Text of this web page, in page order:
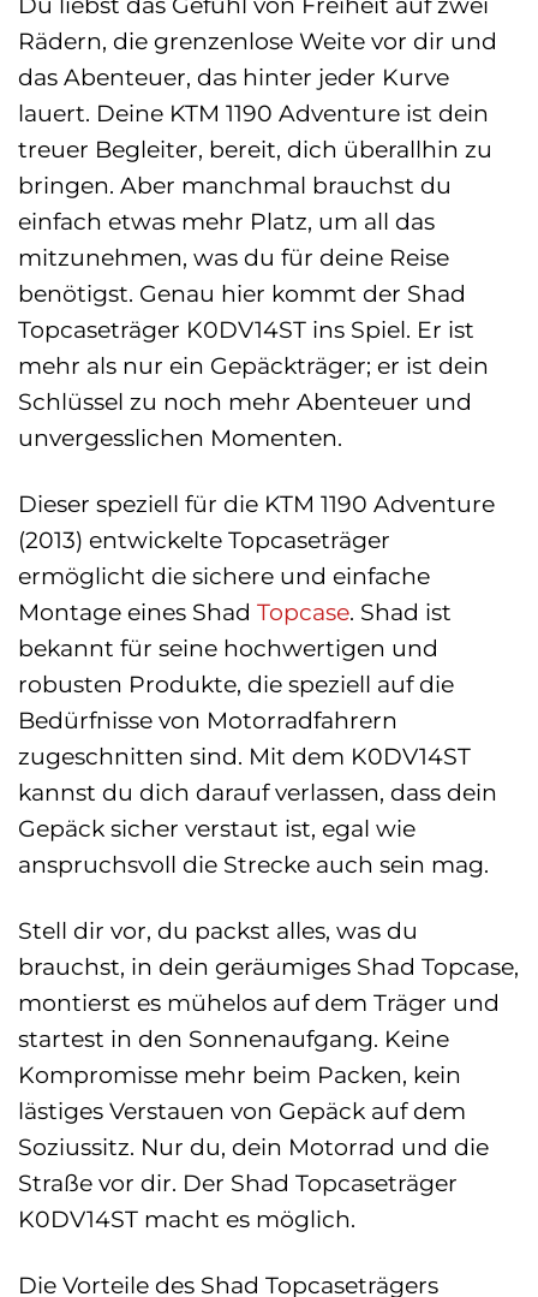
Rädern, die grenzenlose Weite vor dir und
das Abenteuer, das hinter jeder Kurve
lauert. Deine KTM 1190 Adventure ist dein
treuer Begleiter, bereit, dich überallhin zu
bringen. Aber manchmal brauchst du
einfach etwas mehr Platz, um all das
mitzunehmen, was du für deine Reise
benötigst. Genau hier kommt der Shad
Topcaseträger K0DV14ST ins Spiel. Er ist
mehr als nur ein Gepäckträger; er ist dein
Schlüssel zu noch mehr Abenteuer und
unvergesslichen Momenten.
Dieser speziell für die KTM 1190 Adventure
(2013) entwickelte Topcaseträger
ermöglicht die sichere und einfache
Montage eines Shad Topcase. Shad ist
bekannt für seine hochwertigen und
robusten Produkte, die speziell auf die
Bedürfnisse von Motorradfahrern
zugeschnitten sind. Mit dem K0DV14ST
kannst du dich darauf verlassen, dass dein
Gepäck sicher verstaut ist, egal wie
anspruchsvoll die Strecke auch sein mag.
Stell dir vor, du packst alles, was du
brauchst, in dein geräumiges Shad Topcase,
montierst es mühelos auf dem Träger und
startest in den Sonnenaufgang. Keine
Kompromisse mehr beim Packen, kein
lästiges Verstauen von Gepäck auf dem
Soziussitz. Nur du, dein Motorrad und die
Straße vor dir. Der Shad Topcaseträger
K0DV14ST macht es möglich.
Die Vorteile des Shad Topcaseträgers